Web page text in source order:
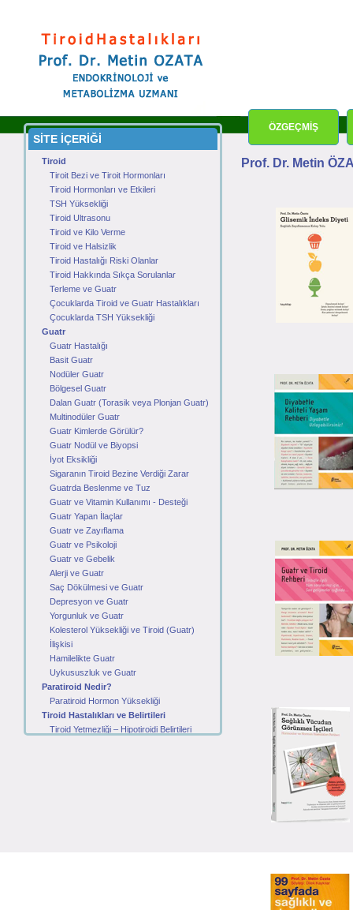
ÖZGEÇMİŞ
SİTE İÇERİĞİ
Tiroid
Tiroit Bezi ve Tiroit Hormonları
Tiroid Hormonları ve Etkileri
TSH Yüksekliği
Tiroid Ultrasonu
Tiroid ve Kilo Verme
Tiroid ve Halsizlik
Tiroid Hastalığı Riski Olanlar
Tiroid Hakkında Sıkça Sorulanlar
Terleme ve Guatr
Çocuklarda Tiroid ve Guatr Hastalıkları
Çocuklarda TSH Yüksekliği
Guatr
Guatr Hastalığı
Basit Guatr
Nodüler Guatr
Bölgesel Guatr
Dalan Guatr (Torasik veya Plonjan Guatr)
Multinodüler Guatr
Guatr Kimlerde Görülür?
Guatr Nodül ve Biyopsi
İyot Eksikliği
Sigaranın Tiroid Bezine Verdiği Zarar
Guatrda Beslenme ve Tuz
Guatr ve Vitamin Kullanımı - Desteği
Guatr Yapan İlaçlar
Guatr ve Zayıflama
Guatr ve Psikoloji
Guatr ve Gebelik
Alerji ve Guatr
Saç Dökülmesi ve Guatr
Depresyon ve Guatr
Yorgunluk ve Guatr
Kolesterol Yüksekliği ve Tiroid (Guatr)
İlişkisi
Hamilelikte Guatr
Uykususzluk ve Guatr
Paratiroid Nedir?
Paratiroid Hormon Yüksekliği
Tiroid Hastalıkları ve Belirtileri
Tiroid Yetmezliği – Hipotiroidi Belirtileri
Prof. Dr. Metin